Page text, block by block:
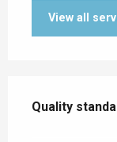
View all
Quality
Quality